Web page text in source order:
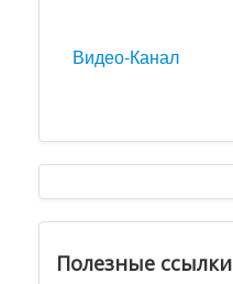
Видео-Канал
Полезные ссылки